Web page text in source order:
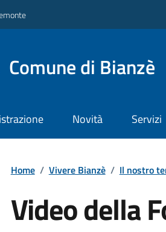
Comune di Bianzè
Novità Servizi
Home / Vivere Bianzè / Il nostro
Video della